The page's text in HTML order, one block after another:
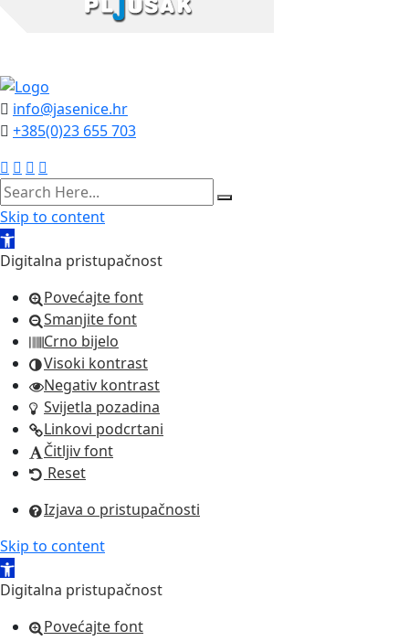
info@jasenice.hr
+385(0)23 655 703
search
here
Skip to content
Open
toolbar
Digitalna pristupačnost
Povećajte font
Smanjite font
Crno bijelo
Visoki kontrast
Negativ kontrast
Svijetla pozadina
Linkovi podcrtani
Čitljiv font
Reset
Izjava o pristupačnosti
Skip to content
Open
toolbar
Digitalna pristupačnost
Povećajte font